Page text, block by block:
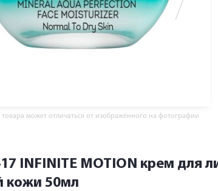
может отличаться от изображённого на фотографии
INFINITE MOTION крем
кожи 50мл